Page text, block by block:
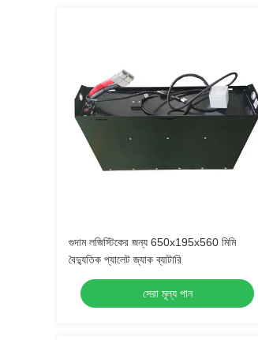
গুদাম লজিস্টিকের জন্য 650x195x560 মিমি
বৈদ্যুতিক প্যালেট জ্যাক ব্যাটারি
সেরা মূল্য পান